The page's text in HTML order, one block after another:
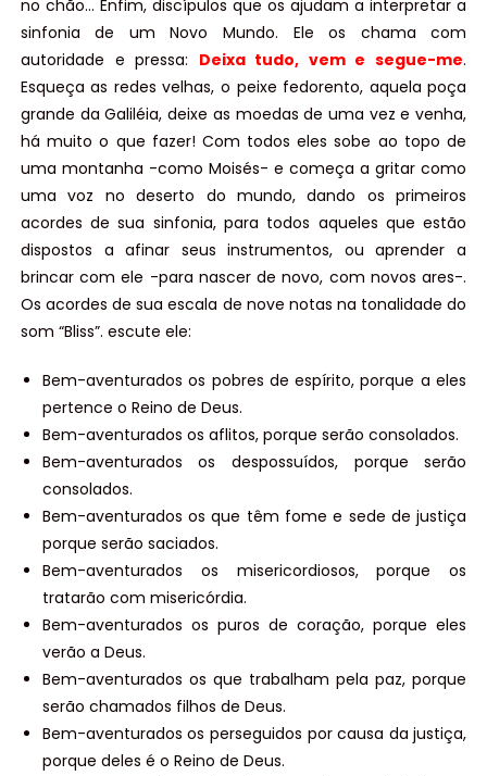
no chão… Enfim, discípulos que os ajudam a interpretar a
sinfonia de um Novo Mundo. Ele os chama com
autoridade e pressa: Deixa tudo, vem e segue-me.
Esqueça as redes velhas, o peixe fedorento, aquela poça
grande da Galiléia, deixe as moedas de uma vez e venha,
há muito o que fazer! Com todos eles sobe ao topo de
uma montanha -como Moisés- e começa a gritar como
uma voz no deserto do mundo, dando os primeiros
acordes de sua sinfonia, para todos aqueles que estão
dispostos a afinar seus instrumentos, ou aprender a
brincar com ele -para nascer de novo, com novos ares-.
Os acordes de sua escala de nove notas na tonalidade do
som “Bliss”. escute ele:
Bem-aventurados os pobres de espírito, porque a eles
pertence o Reino de Deus.
Bem-aventurados os aflitos, porque serão consolados.
Bem-aventurados os despossuídos, porque serão
consolados.
Bem-aventurados os que têm fome e sede de justiça
porque serão saciados.
Bem-aventurados os misericordiosos, porque os
tratarão com misericórdia.
Bem-aventurados os puros de coração, porque eles
verão a Deus.
Bem-aventurados os que trabalham pela paz, porque
serão chamados filhos de Deus.
Bem-aventurados os perseguidos por causa da justiça,
porque deles é o Reino de Deus.